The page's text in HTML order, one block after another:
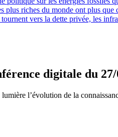
plus riches du monde ont plus
vers la dette privée, les
digitale du 27/
l’évolution de la